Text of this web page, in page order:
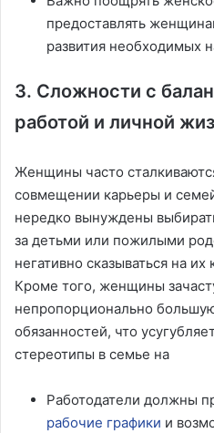
предоставлять
развития необходимых
3. Сложности с
работой и личной
Женщины часто
совмещении карьеры и
нередко вынуждены
за детьми или пожилыми
негативно сказываться на
Кроме того, женщины
непропорционально
обязанностей, что
стереотипы в семье на
Работодатели должны
рабочие графики и